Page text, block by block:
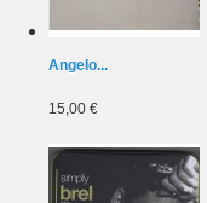
Angelo...
15,00 €